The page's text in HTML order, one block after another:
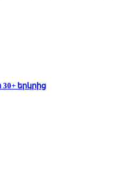
երկրից